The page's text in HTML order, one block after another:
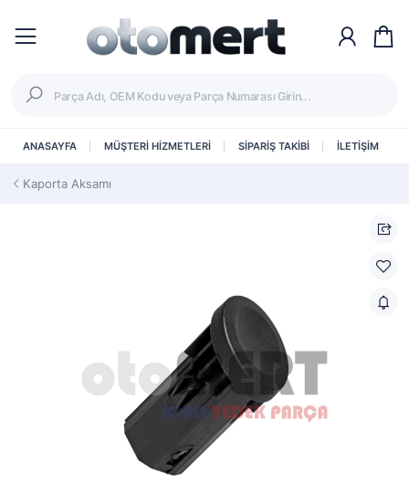
ANASAYFA MÜŞTERİ HİZMETLERİ SİPARİŞ TAKİBİ İLETİŞİM
Kaporta Aksamı